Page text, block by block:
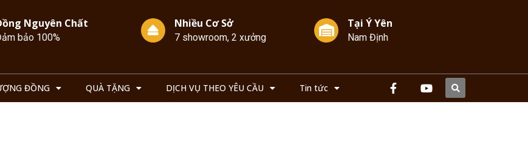
Nguyên Chất
bảo 100%
Nhiều Cơ Sở
7 showroom, 2 xưởng
Tại Ý Yên
Nam Định
ĐỒNG QUÀ TẶNG DỊCH VỤ THEO YÊU CẦU Tin tức